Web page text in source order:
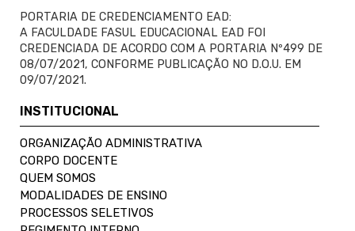
PORTARIA DE CREDENCIAMENTO EAD:
A FACULDADE FASUL EDUCACIONAL EAD FOI
CREDENCIADA DE ACORDO COM A PORTARIA Nº499 DE
08/07/2021, CONFORME PUBLICAÇÃO NO D.O.U. EM
09/07/2021.
INSTITUCIONAL
ORGANIZAÇÃO ADMINISTRATIVA
CORPO DOCENTE
QUEM SOMOS
MODALIDADES DE ENSINO
PROCESSOS SELETIVOS